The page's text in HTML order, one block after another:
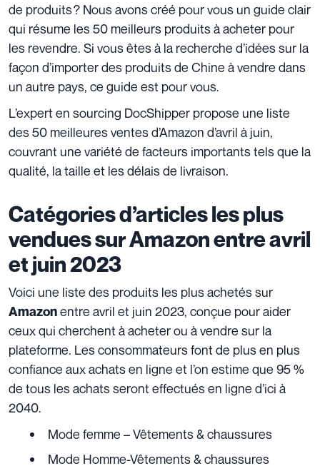
de produits ? Nous avons créé pour vous un guide clair
qui résume les 50 meilleurs produits à acheter pour
les revendre. Si vous êtes à la recherche d’idées sur la
façon d’importer des produits de Chine à vendre dans
un autre pays, ce guide est pour vous.
L’expert en sourcing DocShipper propose une liste
des 50 meilleures ventes d’Amazon d’avril à juin,
couvrant une variété de facteurs importants tels que la
qualité, la taille et les délais de livraison.
Catégories d’articles les plus
vendues sur Amazon entre avril
et juin 2023
Voici une liste des produits les plus achetés sur
Amazonentre avril et juin 2023, conçue pour aider
ceux qui cherchent à acheter ou à vendre sur la
plateforme. Les consommateurs font de plus en plus
confiance aux achats en ligne et l’on estime que 95 %
de tous les achats seront effectués en ligne d’ici à
2040.
Mode femme – Vêtements & chaussures
Mode Homme-Vêtements & chaussures